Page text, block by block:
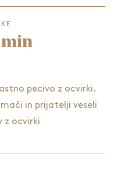
pecivo z ocvirki.
in prijatelji veseli
z ocvirki